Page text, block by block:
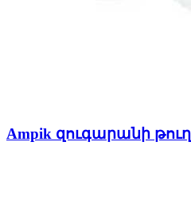
Ampik զուգարանի